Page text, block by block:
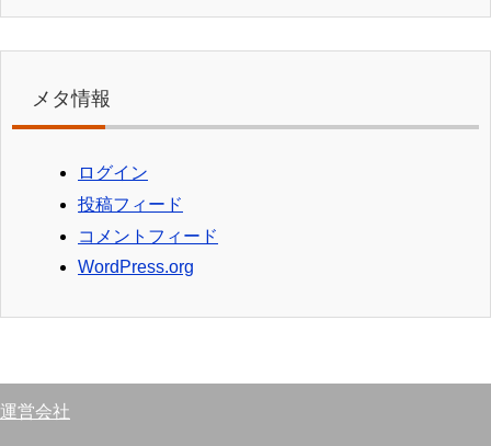
メタ情報
ログイン
投稿フィード
コメントフィード
WordPress.org
運営会社